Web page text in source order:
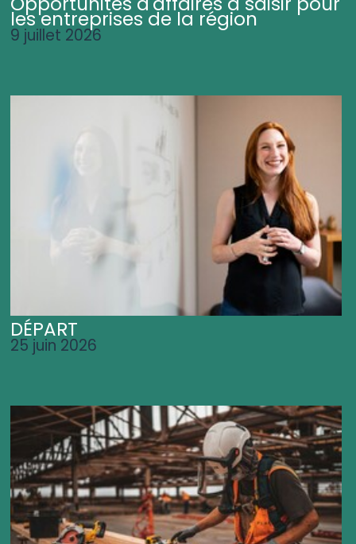
les entreprises de la région
9 juillet 2026
DÉPART
25 juin 2026